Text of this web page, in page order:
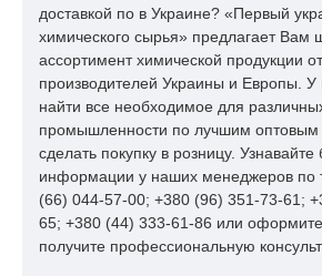
Рекомендуемые дозировки: 0,3 - 0,8 %.
зависят от качества исходного сырья,
продукции и вида производимой
доставкой по в Украине? «Первый
химического сырья» предлагает Вам
ассортимент химической продукции
производителей Украины и Европы.
найти все необходимое для
промышленности по лучшим
сделать покупку в розницу.
информации у наших менеджеров по
(66) 044-57-00; +380 (96) 351-73-61;
65; +380 (44) 333-61-86 или оформите
получите профессиональную